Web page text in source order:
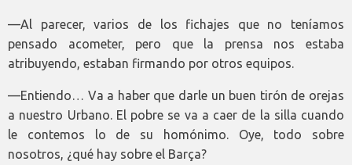
—Al parecer, varios de los fichajes que no teníamos
pensado acometer, pero que la prensa nos estaba
atribuyendo, estaban firmando por otros equipos.
—Entiendo… Va a haber que darle un buen tirón de orejas
a nuestro Urbano. El pobre se va a caer de la silla cuando
le contemos lo de su homónimo. Oye, todo sobre
nosotros, ¿qué hay sobre el Barça?